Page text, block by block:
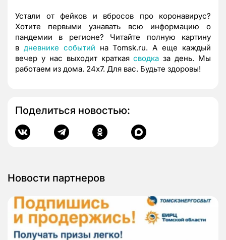
Устали от фейков и вбросов про коронавирус?
Хотите первыми узнавать всю информацию о
пандемии в регионе? Читайте полную картину
в дневнике событий на Tomsk.ru. А еще каждый
вечер у нас выходит краткая сводка за день. Мы
работаем из дома. 24х7. Для вас. Будьте здоровы!
Поделиться новостью:
Новости партнеров